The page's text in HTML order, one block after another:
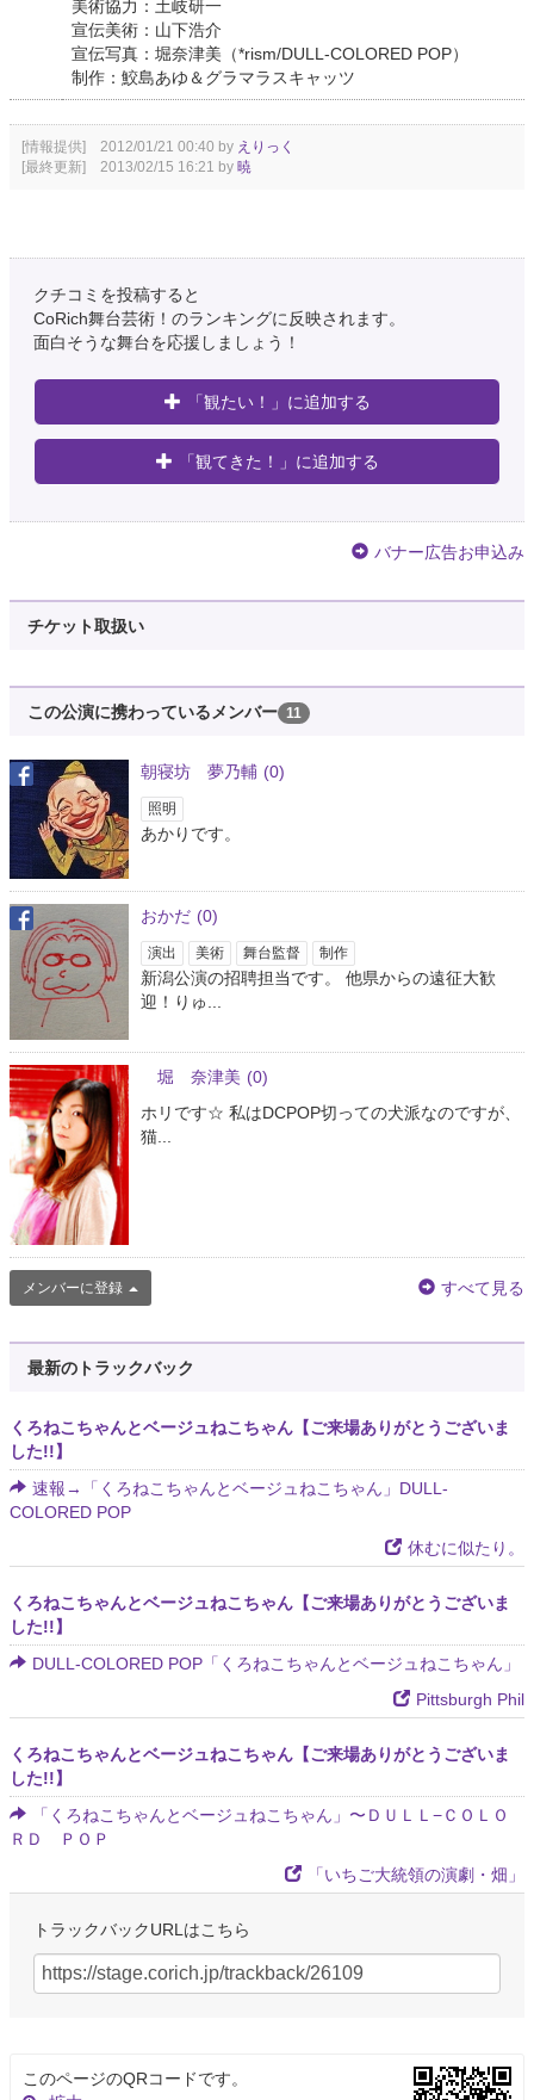
美術協力：土岐研一
宣伝美術：山下浩介
宣伝写真：堀奈津美（*rism/DULL-COLORED POP）
制作：鮫島あゆ＆グラマラスキャッツ
[情報提供] 2012/01/21 00:40 by えりっく
[最終更新] 2013/02/15 16:21 by 暁
クチコミを投稿すると
CoRich舞台芸術！のランキングに反映されます。
面白そうな舞台を応援しましょう！
「観たい！」に追加する
「観てきた！」に追加する
バナー広告お申込み
チケット取扱い
この公演に携わっているメンバー 11
朝寝坊 夢乃輔 (0)
照明
あかりです。
おかだ (0)
演出 美術 舞台監督 制作
新潟公演の招聘担当です。 他県からの遠征大歓
迎！りゅ...
堀 奈津美 (0)
ホリです☆ 私はDCPOP切っての犬派なのですが、
猫...
メンバーに登録 すべて見る
最新のトラックバック
くろねこちゃんとベージュねこちゃん【ご来場ありがとうございま
した!!】
速報→「くろねこちゃんとベージュねこちゃん」DULL-
COLORED POP
休むに似たり。
くろねこちゃんとベージュねこちゃん【ご来場ありがとうございま
した!!】
DULL-COLORED POP「くろねこちゃんとベージュねこちゃん」
Pittsburgh Phil
くろねこちゃんとベージュねこちゃん【ご来場ありがとうございま
した!!】
「くろねこちゃんとベージュねこちゃん」〜ＤＵＬＬ−ＣＯＬＯ
ＲＤ ＰＯＰ
「いちご大統領の演劇・畑」
トラックバックURLはこちら
このページのQRコードです。